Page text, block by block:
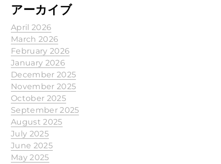
アーカイブ
April 2026
March 2026
February 2026
January 2026
December 2025
November 2025
October 2025
September 2025
August 2025
July 2025
June 2025
May 2025